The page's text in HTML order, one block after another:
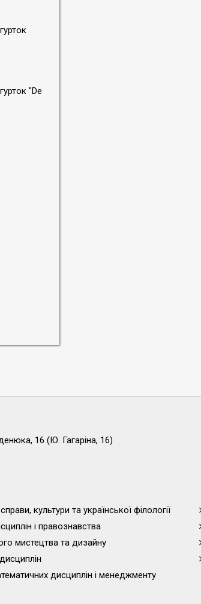
"De
16 (Ю. Гагаріна, 16)
культури та української філології
і правознавства
мистецтва та дизайну
дисциплін і менеджменту